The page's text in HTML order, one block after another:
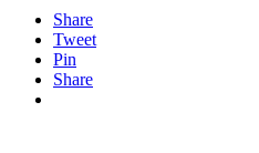
Share
Tweet
Pin
Share